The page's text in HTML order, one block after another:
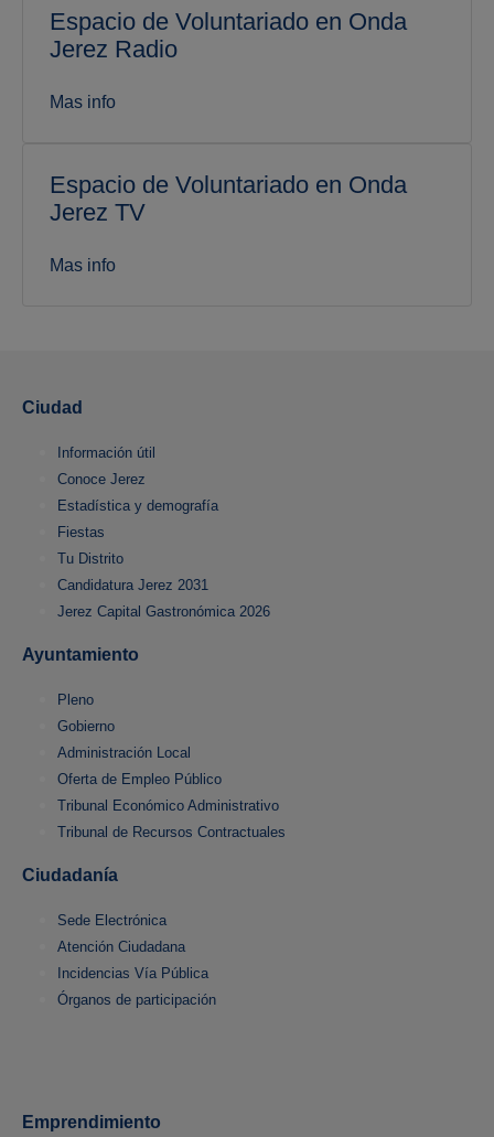
Espacio de Voluntariado en Onda
Jerez Radio
Mas info
Espacio de Voluntariado en Onda
Jerez TV
Mas info
Ciudad
Información útil
Conoce Jerez
Estadística y demografía
Fiestas
Tu Distrito
Candidatura Jerez 2031
Jerez Capital Gastronómica 2026
Ayuntamiento
Pleno
Gobierno
Administración Local
Oferta de Empleo Público
Tribunal Económico Administrativo
Tribunal de Recursos Contractuales
Ciudadanía
Sede Electrónica
Atención Ciudadana
Incidencias Vía Pública
Órganos de participación
Emprendimiento